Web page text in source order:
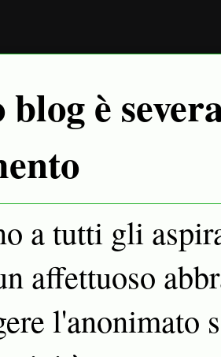
blog è
a tutti gli
affettuoso
l'anonimato